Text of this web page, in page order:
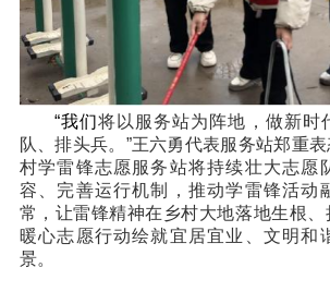
“我们将以服务站为阵地，做新时
队、排头兵。”王六勇代表服务站郑重
村学雷锋志愿服务站将持续壮大志愿
容、完善运行机制，推动学雷锋活动
常，让雷锋精神在乡村大地落地生根、
暖心志愿行动绘就宜居宜业、文明和
景。